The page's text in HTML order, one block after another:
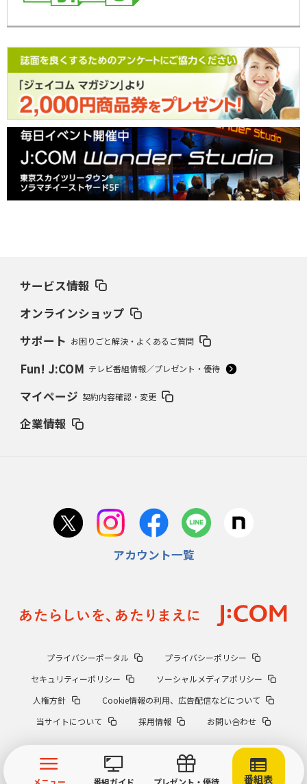
メニュー 番組ガイド プレゼント・優待 番組表
サービス情報
オンラインショップ
サポート お困りごと解決・よくあるご質問
Fun! J:COM テレビ番組情報／プレゼント・優待
マイページ 契約内容確認・変更
企業情報
アカウント一覧
プライバシーポータル
プライバシーポリシー
セキュリティーポリシー
ソーシャルメディアポリシー
人権方針
Cookie情報の利用、広告配信などについて
当サイトについて
採用情報 お問い合わせ